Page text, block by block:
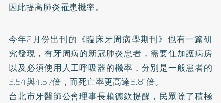
因此提高肺炎罹患機率。
今年2月份出刊的《臨床牙周病學期刊》也有一篇研
究發現，有牙周病的新冠肺炎患者，需要住加護病房
以及必須使用人工呼吸器的機率，分別是一般患者的
3.54與4.57倍，而死亡率更高達8.81倍。
台北市牙醫師公會理事長賴德欽提醒，民眾除了積極